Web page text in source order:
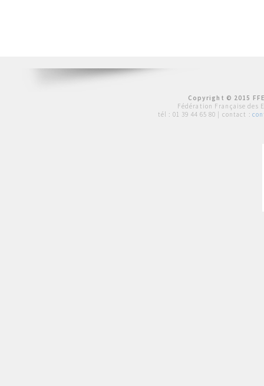
Copyright © 2015
Fédération Française des
tél : 01 39 44 65 80 | contact :